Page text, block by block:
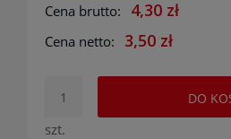
Cena brutto: 4,30 zł
Cena netto: 3,50 zł
szt.
DO